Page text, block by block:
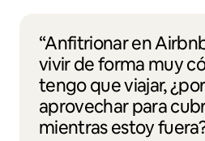
“Anfitrionar en
vivir de forma muy
tengo que viajar,
aprovechar para
mientras estoy